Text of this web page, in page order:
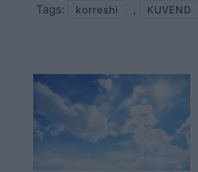
Tags:
korreshi , KUVEND